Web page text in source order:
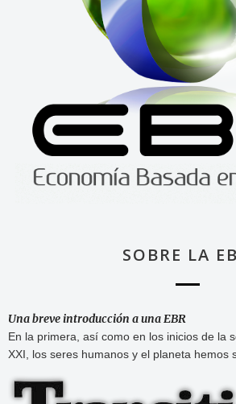
SOBRE LA
Una breve introducción a una EBR
En la primera, así como en los inicios de la
XXI, los seres humanos y el planeta hemos